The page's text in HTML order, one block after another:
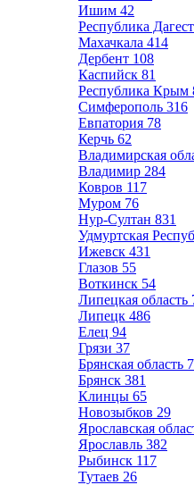
Ишим 42
Республика
Махачкала 414
Дербент 108
Каспийск 81
Республика Крым
Симферополь 316
Евпатория 78
Керчь 62
Владимирская
Владимир 284
Ковров 117
Муром 76
Нур-Султан 831
Удмуртская
Ижевск 431
Глазов 55
Воткинск 54
Липецкая область
Липецк 486
Елец 94
Грязи 37
Брянская область
Брянск 381
Клинцы 65
Новозыбков 29
Ярославская
Ярославль 382
Рыбинск 117
Тутаев 26